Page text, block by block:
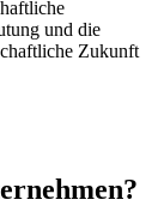
und die
Zukunft